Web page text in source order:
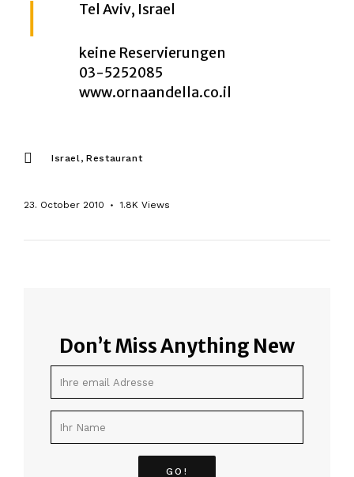
Tel Aviv, Israel
keine Reservierungen
03-5252085
www.ornaandella.co.il
Israel Restaurant
23. October 2010 1.8K Views
Don’t Miss Anything New